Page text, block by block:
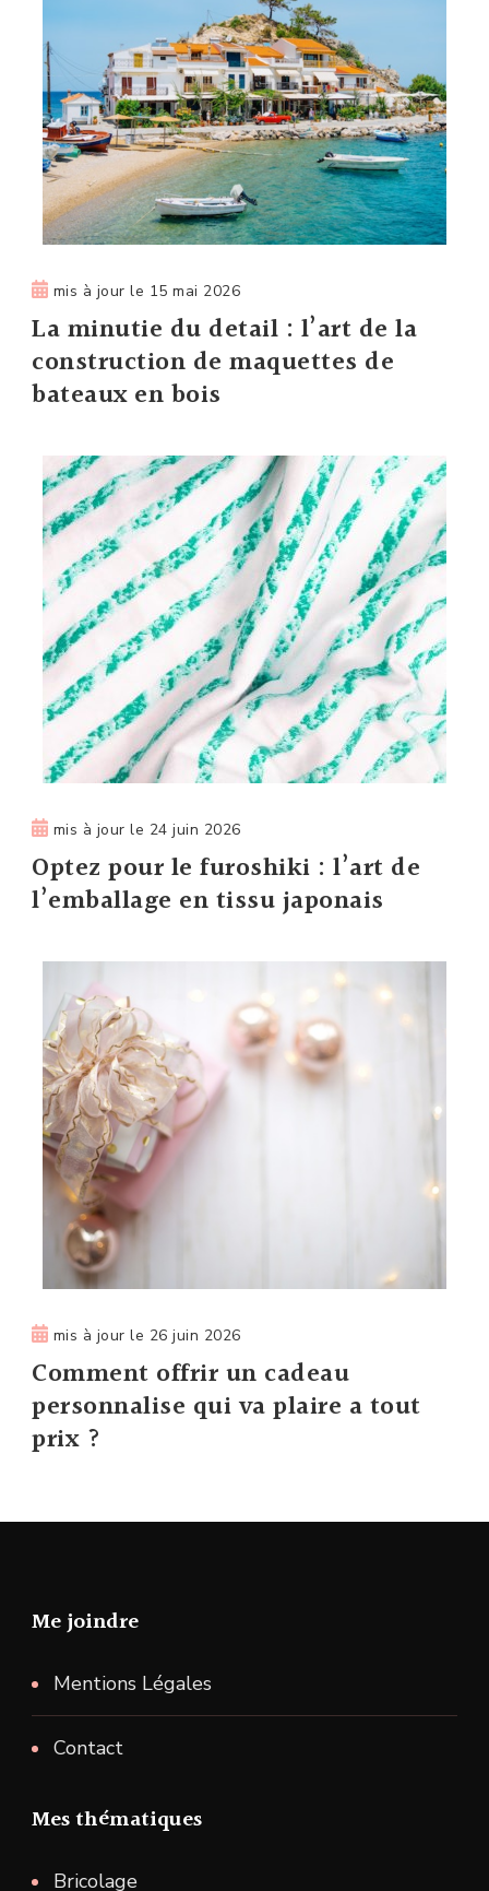
mis à jour le 15 mai 2026
La minutie du detail : l’art de la
construction de maquettes de
bateaux en bois
mis à jour le 24 juin 2026
Optez pour le furoshiki : l’art de
l’emballage en tissu japonais
mis à jour le 26 juin 2026
Comment offrir un cadeau
personnalise qui va plaire a tout
prix ?
Me joindre
Mentions Légales
Contact
Mes thématiques
Bricolage